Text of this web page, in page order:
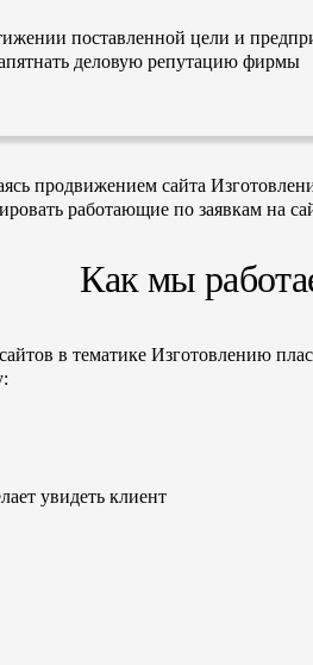
поставленной цели и
деловую репутацию фирмы
продвижением сайта
работающие по заявкам на
Как мы
в тематике Изготовлению
увидеть клиент